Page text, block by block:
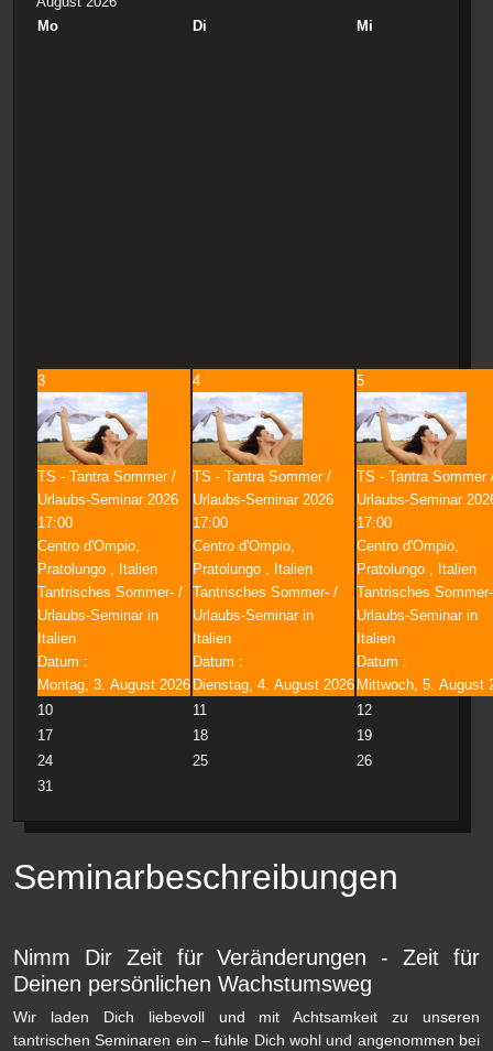
Mo
Di Mi
3
TS - Tantra Sommer /
Urlaubs-Seminar 2026
17:00
Centro d'Ompio,
Pratolungo , Italien
Tantrisches Sommer- /
Urlaubs-Seminar in
Italien
Datum :
Montag, 3. August 2026
4
TS - Tantra Sommer /
Urlaubs-Seminar 2026
17:00
Centro d'Ompio,
Pratolungo , Italien
Tantrisches Sommer- /
Urlaubs-Seminar in
Italien
Datum :
Dienstag, 4. August 2026
5
TS - Tantra Sommer
Urlaubs-Seminar
17:00
Centro d'Ompio,
Pratolungo , Italien
Tantrisches
Urlaubs-Seminar in
Italien
Datum :
Mittwoch, 5. August
10
11
12
17
18
19
24
25
26
31
Seminarbeschreibungen
Nimm Dir Zeit für Veränderungen - Zeit für
Deinen persönlichen Wachstumsweg
Wir laden Dich liebevoll und mit Achtsamkeit zu unseren
tantrischen Seminaren ein – fühle Dich wohl und angenommen bei